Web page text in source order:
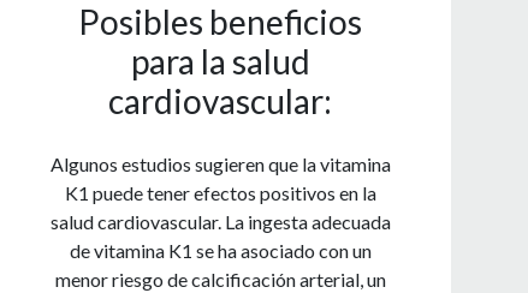
Posibles beneficios
para la salud
cardiovascular:
Algunos estudios sugieren que la vitamina
K1 puede tener efectos positivos en la
salud cardiovascular. La ingesta adecuada
de vitamina K1 se ha asociado con un
menor riesgo de calcificación arterial, un